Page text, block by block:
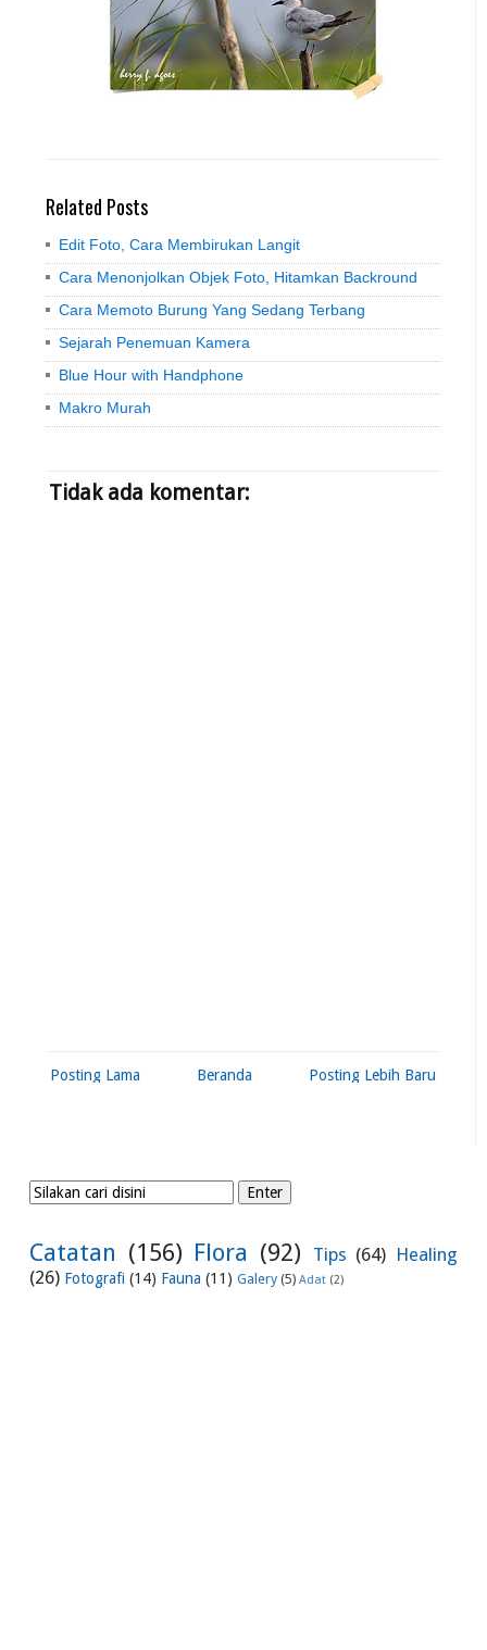
Related Posts
Edit Foto, Cara Membirukan Langit
Cara Menonjolkan Objek Foto, Hitamkan Backround
Cara Memoto Burung Yang Sedang Terbang
Sejarah Penemuan Kamera
Blue Hour with Handphone
Makro Murah
Tidak ada komentar:
Posting Lebih Baru
Posting Lama Beranda
Catatan (156) Flora (92) Tips (64) Healing
(26) Fotografi (14) Fauna (11) Galery (5) Adat (2)